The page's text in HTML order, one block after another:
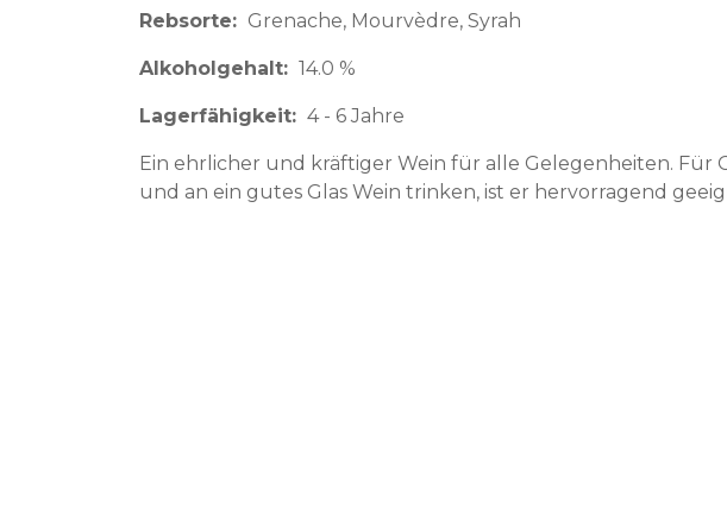
Rebsorte Grenache, Mourvèdre, Syrah
Alkoholgehalt 14.0 %
Lagerfähigkeit 4 - 6 Jahre
Ein ehrlicher und kräftiger Wein für alle Gelegenheiten. Für
und an ein gutes Glas Wein trinken, ist er hervorragend